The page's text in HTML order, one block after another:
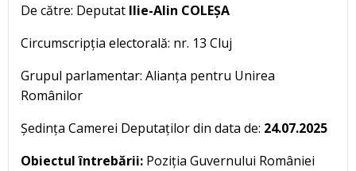
De către: Deputat Ilie-Alin COLEȘA
Circumscripția electorală: nr. 13 Cluj
Grupul parlamentar: Alianța pentru Unirea
Românilor
Ședința Camerei Deputaților din data de: 24.07.2025
Obiectul întrebării: Poziția Guvernului României